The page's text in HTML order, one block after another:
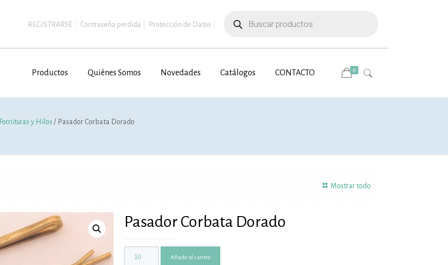
REGISTRARSE Contraseña perdida Protección de Datos
productos
Productos Quiénes Somos Novedades Catálogos CONTACTO 0
Fornituras y Hilos / Pasador Corbata Dorado
Mostrar todo
Pasador Corbata Dorado
Añadir al carrito